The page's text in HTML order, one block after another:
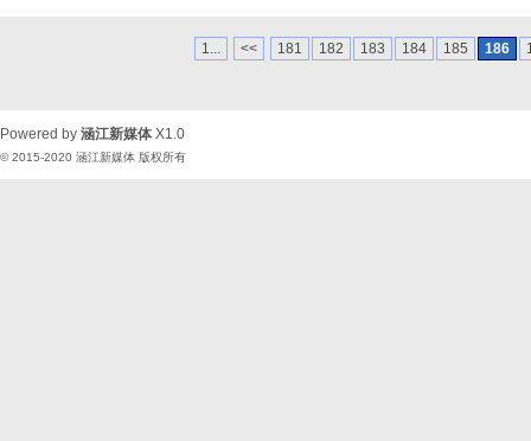
1... << 181 182 183 184 185 186
Powered by 涵江新媒体 X1.0
© 2015-2020 涵江新媒体 版权所有